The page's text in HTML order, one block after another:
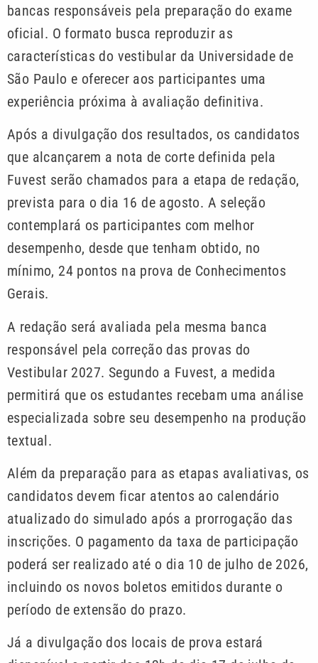
bancas responsáveis pela preparação do exame
oficial. O formato busca reproduzir as
características do vestibular da Universidade de
São Paulo e oferecer aos participantes uma
experiência próxima à avaliação definitiva.
Após a divulgação dos resultados, os candidatos
que alcançarem a nota de corte definida pela
Fuvest serão chamados para a etapa de redação,
prevista para o dia 16 de agosto. A seleção
contemplará os participantes com melhor
desempenho, desde que tenham obtido, no
mínimo, 24 pontos na prova de Conhecimentos
Gerais.
A redação será avaliada pela mesma banca
responsável pela correção das provas do
Vestibular 2027. Segundo a Fuvest, a medida
permitirá que os estudantes recebam uma análise
especializada sobre seu desempenho na produção
textual.
Além da preparação para as etapas avaliativas, os
candidatos devem ficar atentos ao calendário
atualizado do simulado após a prorrogação das
inscrições. O pagamento da taxa de participação
poderá ser realizado até o dia 10 de julho de 2026,
incluindo os novos boletos emitidos durante o
período de extensão do prazo.
Já a divulgação dos locais de prova estará